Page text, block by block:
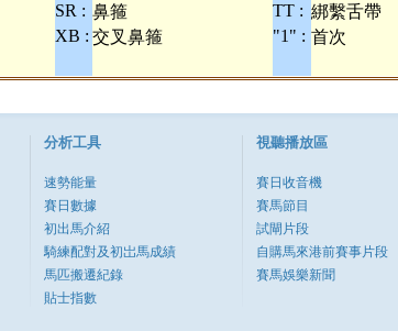
SR : 鼻箍 TT : 綁繫舌帶
XB : 交叉鼻箍 "1" : 首次
分析工具
速勢能量
賽日數據
初出馬介紹
騎練配對及初岀馬成績
馬匹搬遷紀錄
貼士指數
視聽播放區
賽日收音機
賽馬節目
試閘片段
自購馬來港前賽事片段
賽馬娛樂新聞